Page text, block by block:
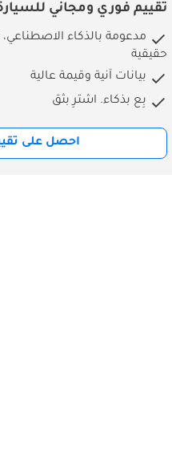
تقييم فوري ومجاني
مدعومة بالذكاء الاصطناعي،
حقيقية
بيانات آنية وقيمة عالية
بِع بذكاء. اشترِ بثق
احصل على